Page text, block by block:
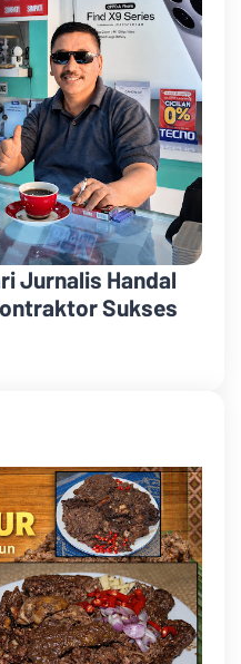
Jurnalis Handal
Sukses